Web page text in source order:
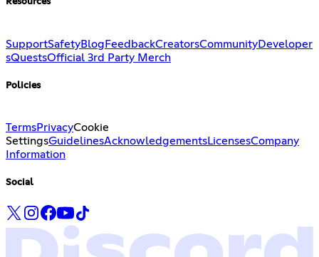
Resources
SupportSafetyBlogFeedbackCreatorsCommunityDeveloper
sQuestsOfficial 3rd Party Merch
Policies
TermsPrivacyCookie
SettingsGuidelinesAcknowledgementsLicensesCompany
Information
Social